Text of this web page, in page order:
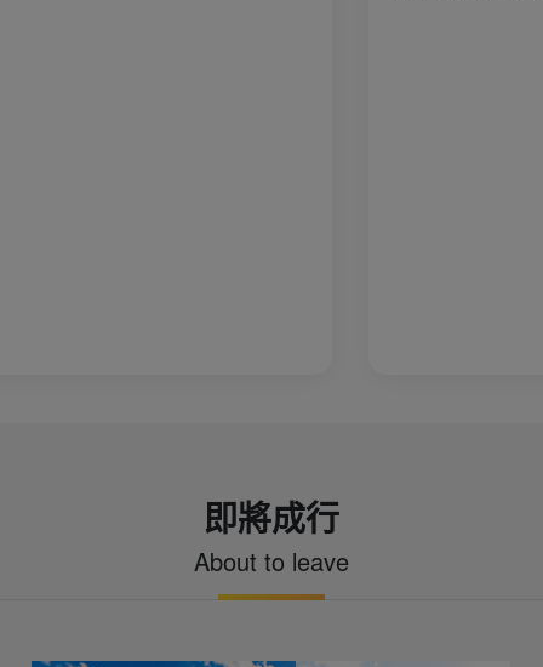
即將成行
About to leave